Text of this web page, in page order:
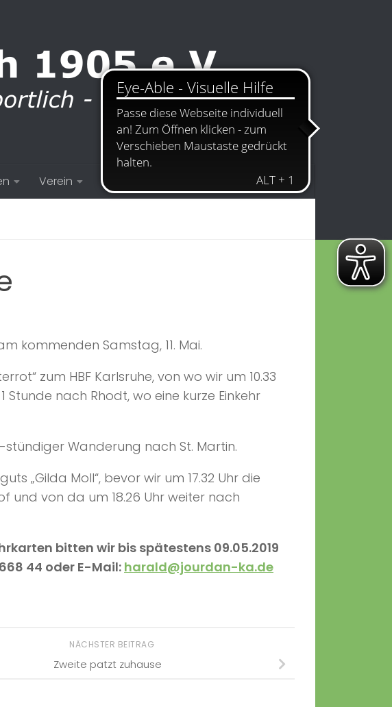
Verein Kontakt
kommenden Samstag, 11. Mai.
zum HBF Karlsruhe, von wo wir um 10.33
nach Rhodt, wo eine kurze Einkehr
Wanderung nach St. Martin.
„Gilda Moll“, bevor wir um 17.32 Uhr die
und von da um 18.26 Uhr weiter nach
bitten wir bis spätestens 09.05.2019
44 oder E-Mail: harald@jourdan-ka.de
NÄCHSTER BEITRAG
Zweite patzt zuhause